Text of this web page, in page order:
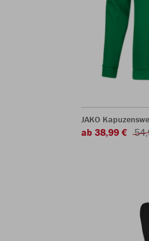
JAKO
ab 38,99 €